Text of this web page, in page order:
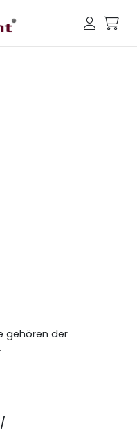
gehören der